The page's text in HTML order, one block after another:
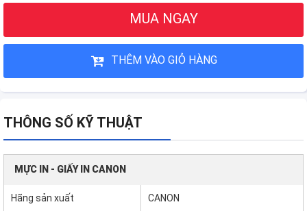
MUA NGAY
THÊM VÀO GIỎ HÀNG
THÔNG SỐ KỸ THUẬT
MỰC IN - GIẤY IN CANON
Hãng sản xuất CANON